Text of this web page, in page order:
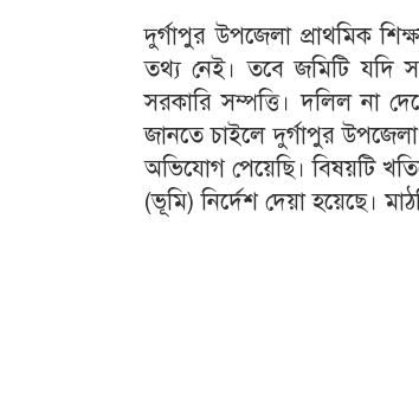
দুর্গাপুর উপজেলা প্রাথমিক
তথ্য নেই। তবে জমিটি যদি
সরকারি সম্পত্তি। দলিল না
জানতে চাইলে দুর্গাপুর
অভিযোগ পেয়েছি। বিষয়টি
(ভূমি) নির্দেশ দেয়া হয়েছে।